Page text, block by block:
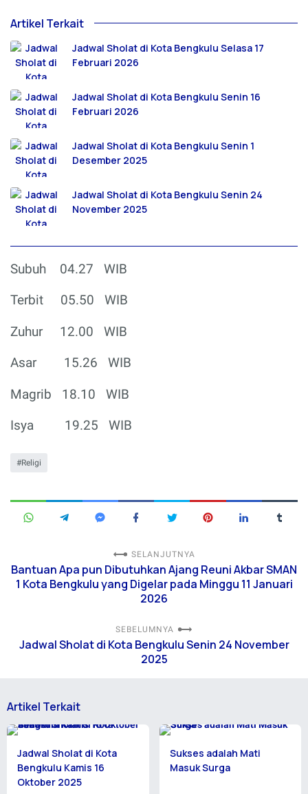
Artikel Terkait
Jadwal Sholat di Kota Bengkulu Selasa 17
Februari 2026
Jadwal Sholat di Kota Bengkulu Senin 16
Februari 2026
Jadwal Sholat di Kota Bengkulu Senin 1
Desember 2025
Jadwal Sholat di Kota Bengkulu Senin 24
November 2025
Subuh 04.27 WIB
Terbit 05.50 WIB
Zuhur 12.00 WIB
Asar 15.26 WIB
Magrib 18.10 WIB
Isya 19.25 WIB
Religi
SELANJUTNYA
Bantuan Apa pun Dibutuhkan Ajang Reuni Akbar SMAN
1 Kota Bengkulu yang Digelar pada Minggu 11 Januari
2026
SEBELUMNYA
Jadwal Sholat di Kota Bengkulu Senin 24 November
2025
Artikel Terkait
Jadwal Sholat di Kota
Bengkulu Kamis 16
Oktober 2025
Sukses adalah Mati
Masuk Surga